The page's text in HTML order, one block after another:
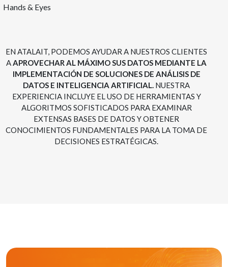
Hands & Eyes
EN ATALAIT, PODEMOS AYUDAR A NUESTROS CLIENTES
AAPROVECHAR AL MÁXIMO SUS DATOS MEDIANTE LA
IMPLEMENTACIÓN DE SOLUCIONES DE ANÁLISIS DE
DATOS E INTELIGENCIA ARTIFICIAL. NUESTRA
EXPERIENCIA INCLUYE EL USO DE HERRAMIENTAS Y
ALGORITMOS SOFISTICADOS PARA EXAMINAR
EXTENSAS BASES DE DATOS Y OBTENER
CONOCIMIENTOS FUNDAMENTALES PARA LA TOMA DE
DECISIONES ESTRATÉGICAS.